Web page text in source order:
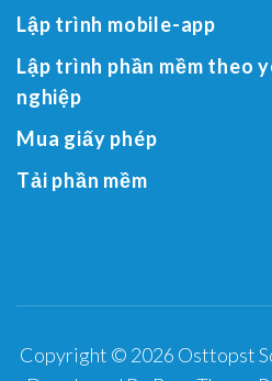
Lập trình mobile-app
Lập trình phần mềm theo
nghiệp
Mua giấy phép
Tải phần mềm
Copyright © 2026 Osttopst